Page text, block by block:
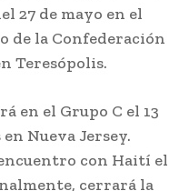
27 de mayo en el
de la Confederación
Teresópolis.
en el Grupo C el 13
Nueva Jersey.
con Haití el
cerrará la